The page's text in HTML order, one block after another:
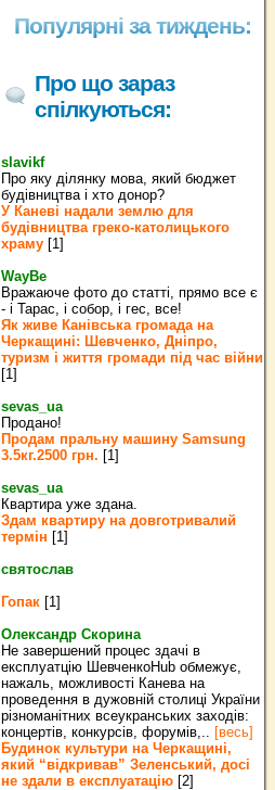
Популярні за тиждень:
Про що зараз
спілкуються:
slavikf
Про яку ділянку мова, який бюджет
будівництва і хто донор?
У Каневі надали землю для
будівництва греко‐католицького
храму [1]
WayBe
Вражаюче фото до статті, прямо все є
- і Тарас, і собор, і гес, все!
Як живе Канівська громада на
Черкащині: Шевченко, Дніпро,
туризм і життя громади під час війни
[1]
sevas_ua
Продано!
Продам пральну машину Samsung
3.5кг.2500 грн. [1]
sevas_ua
Квартира уже здана.
Здам квартиру на довготривалий
термін [1]
святослав
Гопак [1]
Олександр Скорина
Не завершений процес здачі в
експлуатцію ШевченкоHub обмежує,
нажаль, можливості Канева на
проведення в дужовній столиці України
різноманітних всеукранських заходів:
концертів, конкурсів, форумів,.. [весь]
Будинок культури на Черкащині,
який “відкривав” Зеленський, досі
не здали в експлуатацію [2]